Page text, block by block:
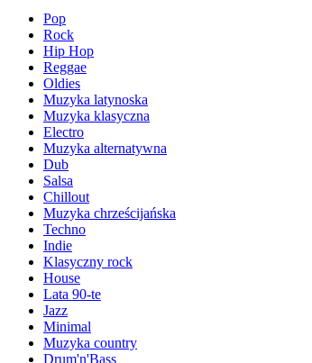
Pop
Rock
Hip Hop
Reggae
Oldies
Muzyka latynoska
Muzyka klasyczna
Electro
Muzyka alternatywna
Dub
Salsa
Chillout
Muzyka chrześcijańska
Techno
Indie
Klasyczny rock
House
Lata 90-te
Jazz
Minimal
Muzyka country
Drum'n'Bass